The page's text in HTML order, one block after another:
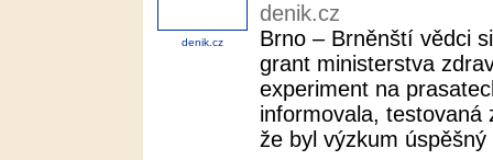
denik.cz
denik.cz
Brno – Brněnští vědci
grant ministerstva
experiment na
informovala, testovaná
že byl výzkum